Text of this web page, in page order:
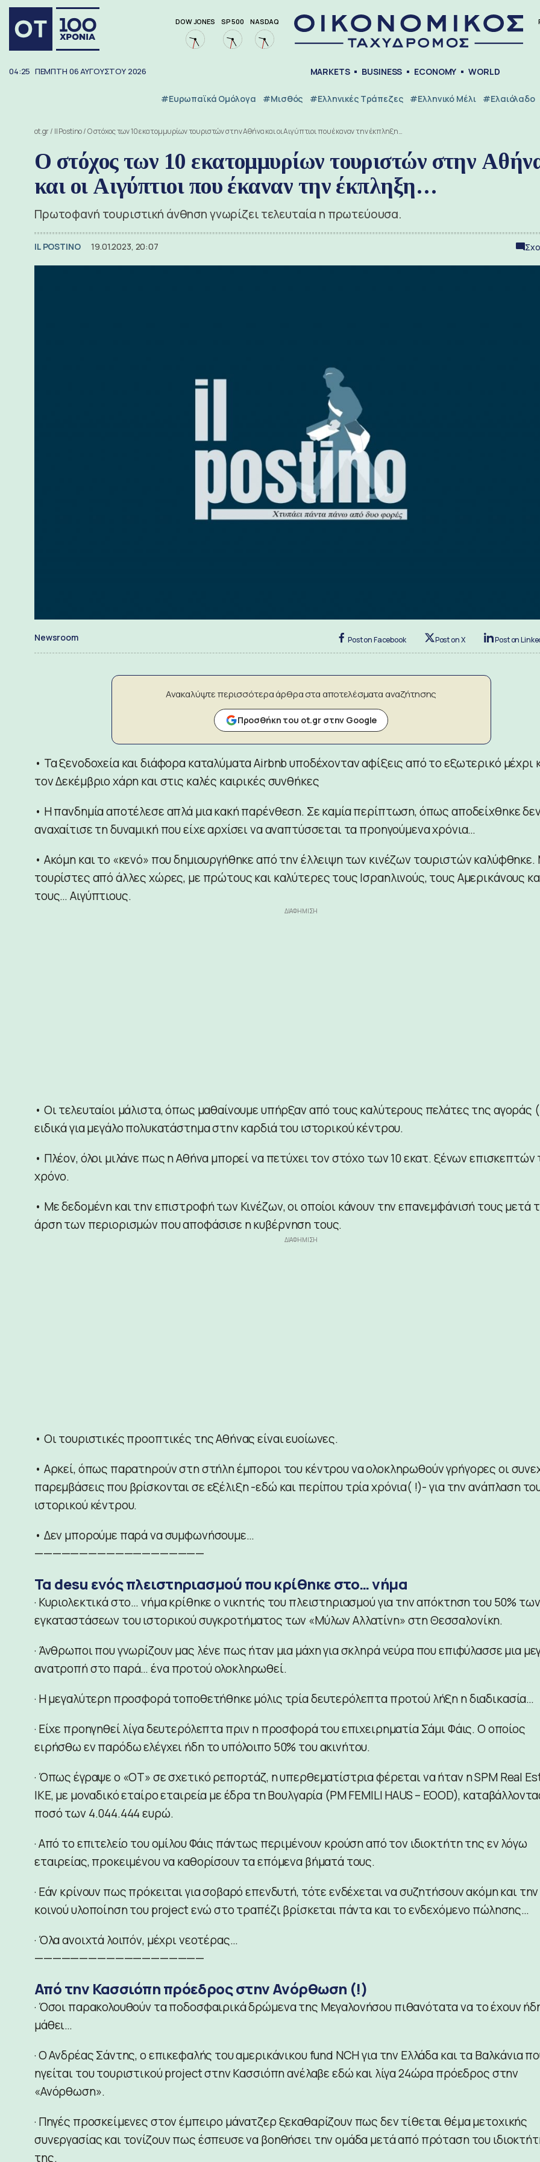
DOW JONES SP 500 NASDAQ
04:25 ΠΕΜΠΤΗ 06ΑΥΓΟΥΣΤΟΥ 2026 MARKETS BUSINESS ECONOMY WORLD
#Ευρωπαϊκά Ομόλογα #Μισθός #ελληνικές Τράπεζες #Ελληνικό Μέλι #Ελαιόλαδο
ot.gr/ Il Postino/Ο στόχος των 10 εκατομμυρίων τουριστών στην Αθήνα και οι Αιγύπτιοι που έκαναν την έκπληξη…
Ο στόχος των 10 εκατομμυρίων τουριστών στην
και οι Αιγύπτιοι που έκαναν την έκπληξη…
Πρωτοφανή τουριστική άνθηση γνωρίζει τελευταία η πρωτεύουσα.
IL POSTINO 19.01.2023, 20:07
Newsroom Post on Facebook Post on X Post on
Ανακαλύψτε περισσότερα άρθρα στα αποτελέσματα αναζήτησης
Προσθήκη του ot.gr στην Google
• Τα ξενοδοχεία και διάφορα καταλύματα Airbnb υποδέχονταν αφίξεις από το εξωτερικό μέχρι
τον Δεκέμβριο χάρη και στις καλές καιρικές συνθήκες
• Η πανδημία αποτέλεσε απλά μια κακή παρένθεση. Σε καμία περίπτωση, όπως αποδείχθηκε δεν
αναχαίτισε τη δυναμική που είχε αρχίσει να αναπτύσσεται τα προηγούμενα χρόνια…
• Ακόμη και το «κενό» που δημιουργήθηκε από την έλλειψη των κινέζων τουριστών καλύφθηκε.
τουρίστες από άλλες χώρες, με πρώτους και καλύτερες τους Ισραηλινούς, τους Αμερικάνους
τους… Αιγύπτιους.
• Οι τελευταίοι μάλιστα, όπως μαθαίνουμε υπήρξαν από τους καλύτερους πελάτες της αγοράς
ειδικά για μεγάλο πολυκατάστημα στην καρδιά του ιστορικού κέντρου.
• Πλέον, όλοι μιλάνε πως η Αθήνα μπορεί να πετύχει τον στόχο των 10 εκατ. ξένων επισκεπτών
χρόνο.
• Με δεδομένη και την επιστροφή των Κινέζων, οι οποίοι κάνουν την επανεμφάνισή τους μετά
άρση των περιορισμών που αποφάσισε η κυβέρνηση τους.
• Οι τουριστικές προοπτικές της Αθήνας είναι ευοίωνες.
• Αρκεί, όπως παρατηρούν στη στήλη έμποροι του κέντρου να ολοκληρωθούν γρήγορες οι
παρεμβάσεις που βρίσκονται σε εξέλιξη -εδώ και περίπου τρία χρόνια( !)- για την ανάπλαση
ιστορικού κέντρου.
• Δεν μπορούμε παρά να συμφωνήσουμε…
———————————————————
Τα desu ενός πλειστηριασμού που κρίθηκε στο… νήμα
· Κυριολεκτικά στο… νήμα κρίθηκε ο νικητής του πλειστηριασμού για την απόκτηση του 50% των
εγκαταστάσεων του ιστορικού συγκροτήματος των «Μύλων Αλλατίνη» στη Θεσσαλονίκη.
· Άνθρωποι που γνωρίζουν μας λένε πως ήταν μια μάχη για σκληρά νεύρα που επιφύλασσε μια
ανατροπή στο παρά… ένα προτού ολοκληρωθεί.
· Η μεγαλύτερη προσφορά τοποθετήθηκε μόλις τρία δευτερόλεπτα προτού λήξη η διαδικασία…
· Είχε προηγηθεί λίγα δευτερόλεπτα πριν η προσφορά του επιχειρηματία Σάμι Φάις. Ο οποίος
ειρήσθω εν παρόδω ελέγχει ήδη το υπόλοιπο 50% του ακινήτου.
· Όπως έγραψε ο «ΟΤ» σε σχετικό ρεπορτάζ, η υπερθεματίστρια φέρεται να ήταν η SPM Real
ΙΚΕ, με μοναδικό εταίρο εταιρεία με έδρα τη Βουλγαρία (PM FEMILI HAUS – EOOD),
ποσό των 4.044.444 ευρώ.
· Από το επιτελείο του ομίλου Φάις πάντως περιμένουν κρούση από τον ιδιοκτήτη της εν λόγω
εταιρείας, προκειμένου να καθορίσουν τα επόμενα βήματά τους.
· Εάν κρίνουν πως πρόκειται για σοβαρό επενδυτή, τότε ενδέχεται να συζητήσουν ακόμη και
κοινού υλοποίηση του project ενώ στο τραπέζι βρίσκεται πάντα και το ενδεχόμενο πώλησης…
· Όλα ανοιχτά λοιπόν, μέχρι νεοτέρας…
———————————————————
Από την Κασσιόπη πρόεδρος στην Ανόρθωση (!)
· Όσοι παρακολουθούν τα ποδοσφαιρικά δρώμενα της Μεγαλονήσου πιθανότατα να το έχουν
μάθει…
· Ο Ανδρέας Σάντης, ο επικεφαλής του αμερικάνικου fund NCH για την Ελλάδα και τα Βαλκάνια
ηγείται του τουριστικού project στην Κασσιόπη ανέλαβε εδώ και λίγα 24ώρα πρόεδρος στην
«Ανόρθωση».
· Πηγές προσκείμενες στον έμπειρο μάνατζερ ξεκαθαρίζουν πως δεν τίθεται θέμα μετοχικής
συνεργασίας και τονίζουν πως έσπευσε να βοηθήσει την ομάδα μετά από πρόταση του
της.